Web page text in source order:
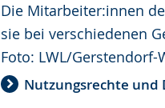
Die Mitarbeiter:innen
sie bei verschiedenen
Foto: LWL/Gerstendorf-
Nutzungsrechte und